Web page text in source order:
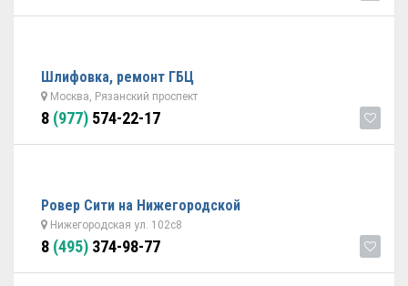
Шлифовка, ремонт ГБЦ
Москва, Рязанский проспект
8 (977) 574-22-17
Ровер Сити на Нижегородской
Нижегородская ул. 102с8
8 (495) 374-98-77